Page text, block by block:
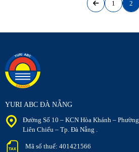
1 2
YURI ABC ĐÀ NẴNG
Đường Số 10 – KCN Hòa Khánh – Phường
Liên Chiểu – Tp. Đà Nẵng .
Mã số thuế: 401421566